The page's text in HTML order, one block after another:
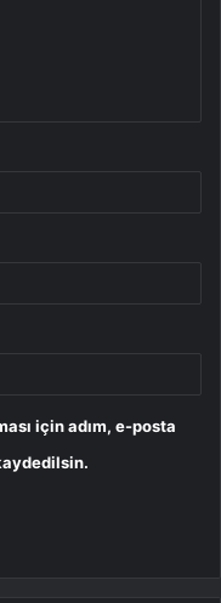
için adım, e-posta